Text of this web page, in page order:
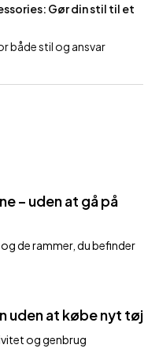
Gør din stil til et
både stil og ansvar
– uden at gå på
de rammer, du befinder
uden at købe nyt tøj
og genbrug